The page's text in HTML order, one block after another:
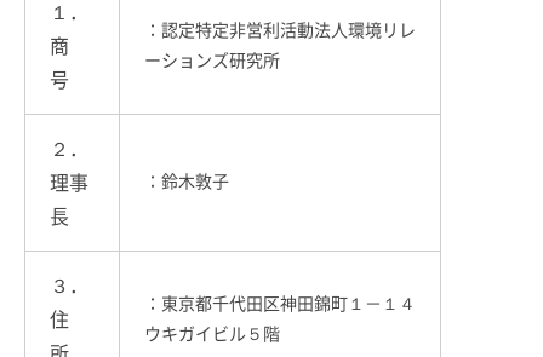
１．
商
号
：認定特定非営利活動法人環境リレ
ーションズ研究所
２．
理事
長
：鈴木敦子
３．
住
所
：東京都千代田区神田錦町１－１４
ウキガイビル５階